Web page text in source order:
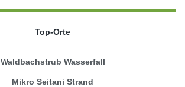
Top-Orte
Waldbachstrub Wasserfall
Mikro Seitani Strand